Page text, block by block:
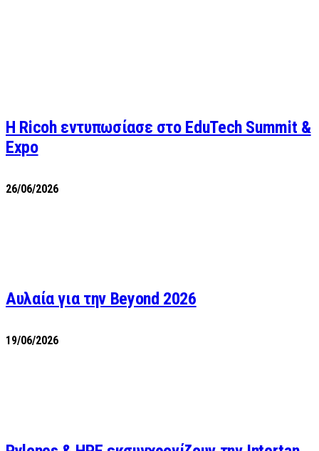
Η Ricoh εντυπωσίασε στο EduTech Summit &
Expo
26/06/2026
Αυλαία για την Beyond 2026
19/06/2026